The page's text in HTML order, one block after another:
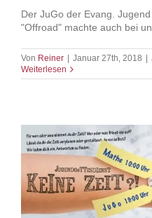
Der JuGo der Evang.
"Offroad" machte auch bei
Von Reiner Januar 27th, 2018
Weiterlesen